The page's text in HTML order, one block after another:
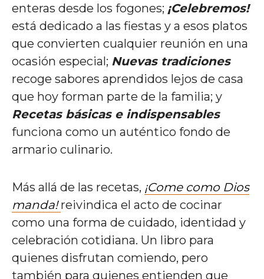
enteras desde los fogones; ¡Celebremos!
está dedicado a las fiestas y a esos platos
que convierten cualquier reunión en una
ocasión especial; Nuevas tradiciones
recoge sabores aprendidos lejos de casa
que hoy forman parte de la familia; y
Recetas básicas e indispensables
funciona como un auténtico fondo de
armario culinario.
Más allá de las recetas, ¡Come como Dios
manda! reivindica el acto de cocinar
como una forma de cuidado, identidad y
celebración cotidiana. Un libro para
quienes disfrutan comiendo, pero
también para quienes entienden que